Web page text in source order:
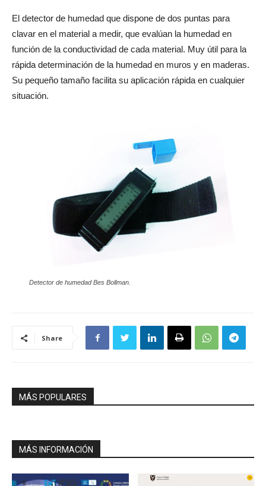
El detector de humedad que dispone de dos puntas para
clavar en el material a medir, que evalúan la humedad en
función de la conductividad de cada material. Muy útil para la
rápida determinación de la humedad en muros y en maderas.
Su pequeño tamaño facilita su aplicación rápida en cualquier
situación.
Detector de humedad Bes Bollman.
Share
MÁS POPULARES
MÁS INFORMACIÓN